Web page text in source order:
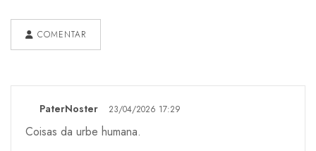
COMENTAR
PaterNoster 23/04/2026 17:29
Coisas da urbe humana.